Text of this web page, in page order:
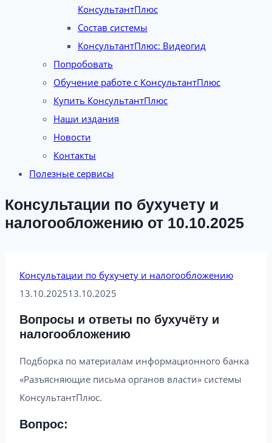
КонсультантПлюс
Состав системы
КонсультантПлюс: Видеогид
Попробовать
Обучение работе с КонсультантПлюс
Купить КонсультантПлюс
Наши издания
Новости
Контакты
Полезные сервисы
Консультации по бухучету и
налогообложению от 10.10.2025
Консультации по бухучету и налогообложению
13.10.202513.10.2025
Вопросы и ответы по бухучёту и
налогообложению
Подборка по материалам информационного банка
«Разъясняющие письма органов власти» системы
КонсультантПлюс.
Вопрос: